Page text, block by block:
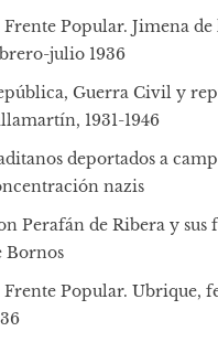
Frente Popular. Jimena
julio 1936
Guerra Civil y
1931-1946
deportados a
nazis
Perafán de Ribera y sus
Bornos
Frente Popular. Ubrique,